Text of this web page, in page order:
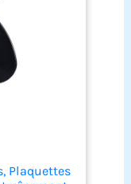
Plaquettes